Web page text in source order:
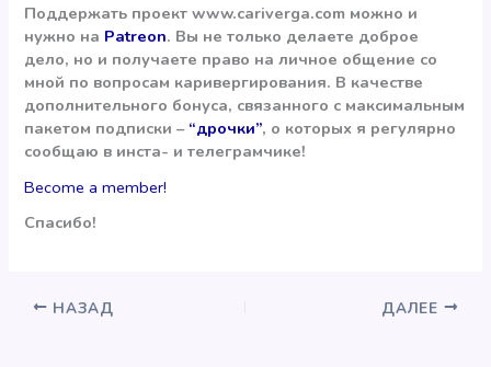
Поддержать проект www.cariverga.com можно и
нужно на Patreon. Вы не только делаете доброе
дело, но и получаете право на личное общение со
мной по вопросам каривергирования. В качестве
дополнительного бонуса, связанного с максимальным
пакетом подписки – “дрочки”, о которых я регулярно
сообщаю в инста- и телеграмчике!
Become a member!
Спасибо!
НАЗАД ДАЛЕЕ